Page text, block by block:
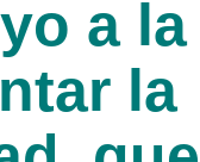
a la
la